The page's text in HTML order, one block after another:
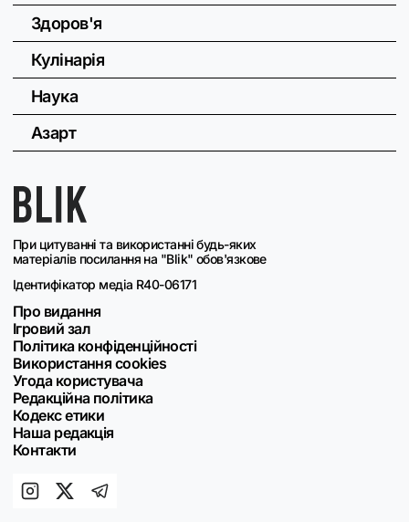
При цитуванні та використанні будь-яких
матеріалів посилання на "Blik" обов'язкове
Ідентифікатор медіа R40-06171
Про видання
Ігровий зал
Політика конфіденційності
Використання cookies
Угода користувача
Редакційна політика
Кодекс етики
Наша редакція
Контакти
Здоров'я
Кулінарія
Наука
Азарт